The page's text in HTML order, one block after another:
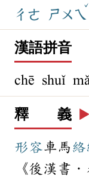
ㄔㄜ ㄕㄨㄟ
ˇ
漢語拼音
chē shuǐ
釋 義 ▶️
形容車馬
《後漢書．